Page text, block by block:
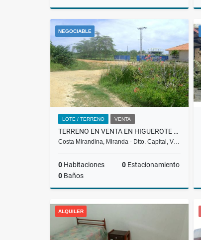
Alquiler
NEGOCIABLE
LOTE / TERRENO VENTA
TERRENO EN VENTA EN HIGUEROTE PLAYA CRISTAL MC-15-002
Costa Mirandina, Miranda - Dtto. Capital, V…
0 Habitaciones 0 Estacionamiento
0 Baños
Venta
ALQUILER